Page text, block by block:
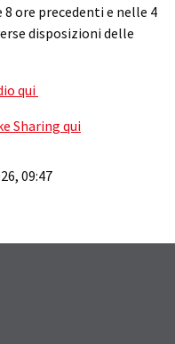
ore precedenti e nelle 4
disposizioni delle
qui
Sharing qui
09:47